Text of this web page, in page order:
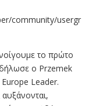
community/usergr
το πρώτο
ο Przemek
Leader.